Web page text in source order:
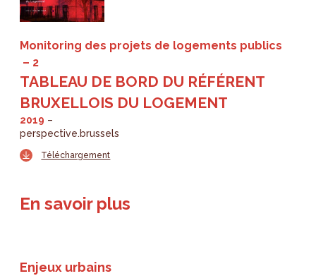
Monitoring des projets de logements publics
2
TABLEAU DE BORD DU RÉFÉRENT
BRUXELLOIS DU LOGEMENT
2019
perspective.brussels
Téléchargement
En savoir plus
Enjeux urbains